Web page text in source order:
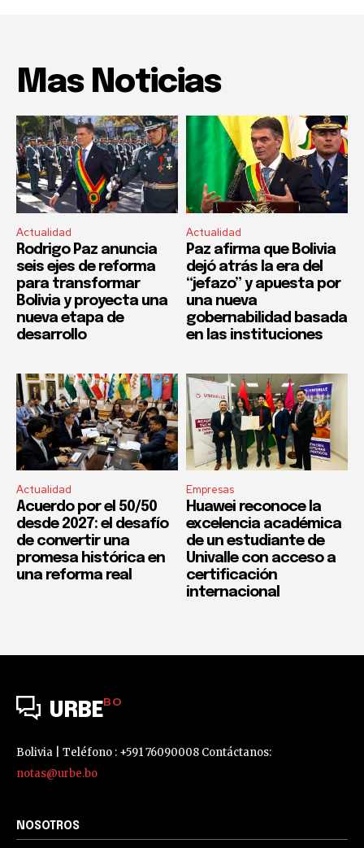
Mas Noticias
Actualidad
Rodrigo Paz anuncia
seis ejes de reforma
para transformar
Bolivia y proyecta una
nueva etapa de
desarrollo
Actualidad
Paz afirma que Bolivia
dejó atrás la era del
“jefazo” y apuesta por
una nueva
gobernabilidad basada
en las instituciones
Actualidad
Acuerdo por el 50/50
desde 2027: el desafío
de convertir una
promesa histórica en
una reforma real
Empresas
Huawei reconoce la
excelencia académica
de un estudiante de
Univalle con acceso a
certificación
internacional
URBEBO
Bolivia | Teléfono : +591 76090008 Contáctanos:
notas@urbe.bo
NOSOTROS